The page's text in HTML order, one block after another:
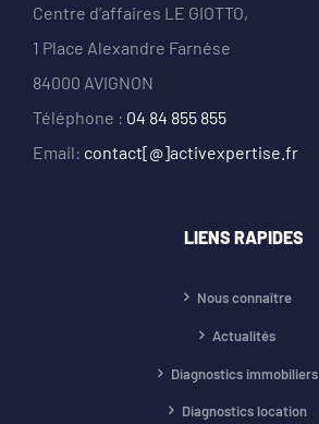
Centre d’affaires LE GIOTTO,
1 Place Alexandre Farnése
84000 AVIGNON
Téléphone : 04 84 855 855
Email: contact[@]activexpertise.fr
LIENS RAPIDES
Nous connaître
Actualités
Diagnostics immobiliers
Diagnostics location